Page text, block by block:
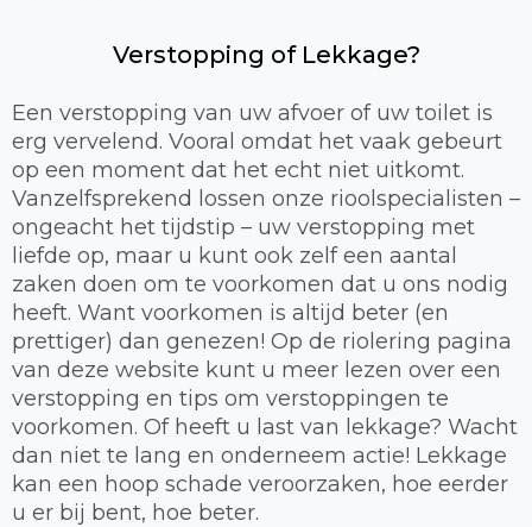
Verstopping of Lekkage?
Een verstopping van uw afvoer of uw toilet is
erg vervelend. Vooral omdat het vaak gebeurt
op een moment dat het echt niet uitkomt.
Vanzelfsprekend lossen onze rioolspecialisten –
ongeacht het tijdstip – uw verstopping met
liefde op, maar u kunt ook zelf een aantal
zaken doen om te voorkomen dat u ons nodig
heeft. Want voorkomen is altijd beter (en
prettiger) dan genezen! Op de riolering pagina
van deze website kunt u meer lezen over een
verstopping en tips om verstoppingen te
voorkomen. Of heeft u last van lekkage? Wacht
dan niet te lang en onderneem actie! Lekkage
kan een hoop schade veroorzaken, hoe eerder
u er bij bent, hoe beter.